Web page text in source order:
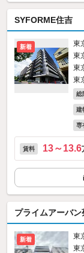
SYFORME住吉
新着
東
東
東
東
総
建
専
賃料 13～13.6
プライムアーバン
新着
東
東